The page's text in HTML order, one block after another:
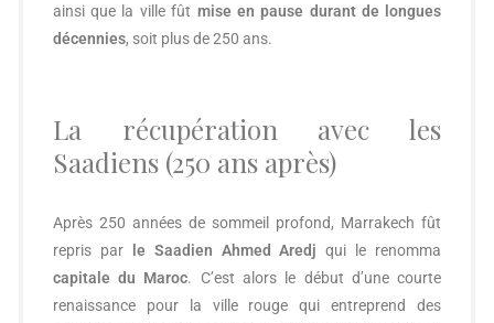
ainsi que la ville fût mise en pause durant de longues
décennies, soit plus de 250 ans.
La récupération avec les
Saadiens (250 ans après)
Après 250 années de sommeil profond, Marrakech fût
repris par
le Saadien Ahmed Aredj qui le renomma
capitale du Maroc. C’est alors le début d’une courte
renaissance pour la ville rouge qui entreprend des